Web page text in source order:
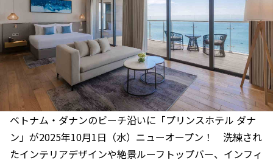
ベトナム・ダナンのビーチ沿いに「プリンスホテル ダナ
ン」が2025年10月1日（水）ニューオープン！ 洗練され
たインテリアデザインや絶景ルーフトップバー、インフィ